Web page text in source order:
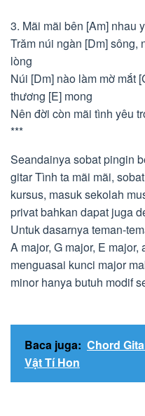
3. Mãi mãi bên [Am] nhau
Trăm núi ngàn [Dm] sông,
lòng
Núi [Dm] nào làm mờ mắt
thương [E] mong
Nên đời còn mãi tình yêu
***
Seandainya sobat pingin
gitar Tình ta mãi mãi,
kursus, masuk sekolah
privat bahkan dapat juga
Untuk dasarnya teman-
A major, G major, E
menguasai kunci major
minor hanya butuh modif
Baca juga: Chord
Vật Tí Hon